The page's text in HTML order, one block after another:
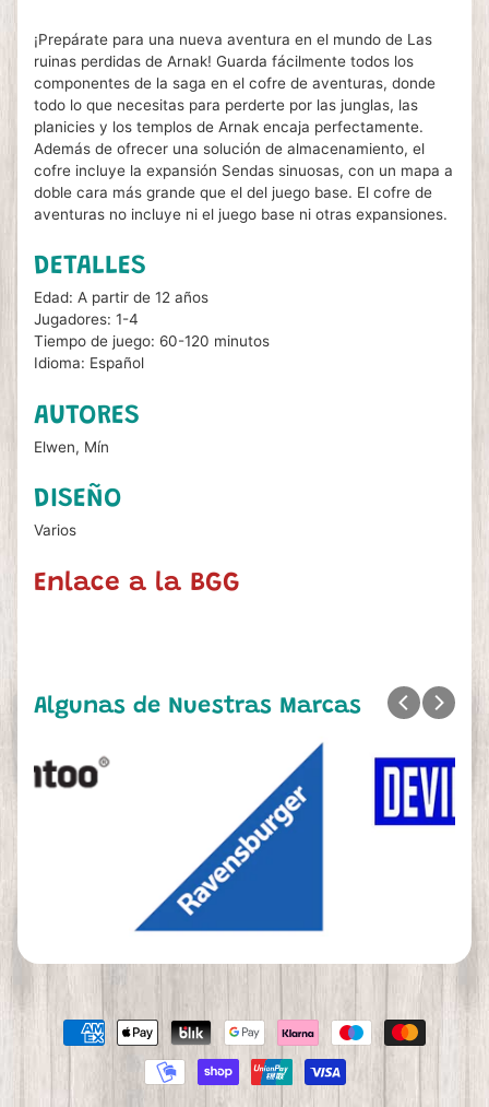
¡Prepárate para una nueva aventura en el mundo de Las
ruinas perdidas de Arnak! Guarda fácilmente todos los
componentes de la saga en el cofre de aventuras, donde
todo lo que necesitas para perderte por las junglas, las
planicies y los templos de Arnak encaja perfectamente.
Además de ofrecer una solución de almacenamiento, el
cofre incluye la expansión Sendas sinuosas, con un mapa a
doble cara más grande que el del juego base. El cofre de
aventuras no incluye ni el juego base ni otras expansiones.
DETALLES
Edad: A partir de 12 años
Jugadores: 1-4
Tiempo de juego: 60-120 minutos
Idioma: Español
AUTORES
Elwen, Mín
DISEÑO
Varios
Enlace a la BGG
Algunas de Nuestras Marcas